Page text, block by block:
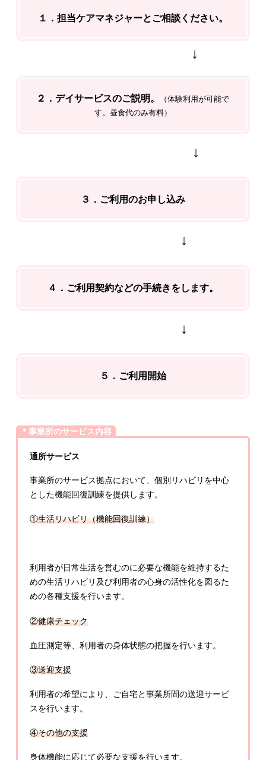
１．担当ケアマネジャーとご相談ください。
↓
２．デイサービスのご説明。
（体験利用が可能で
す。昼食代のみ有料）
↓
３．ご利用のお申し込み
↓
４．ご利用契約などの手続きをします。
↓
５．ご利用開始
＊事業所のサービス内容
通所サービス
事業所のサービス拠点において、個別リハビリを中心
とした機能回復訓練を提供します。
①生活リハビリ（機能回復訓練）
利用者が日常生活を営むのに必要な機能を維持するた
めの生活リハビリ及び利用者の心身の活性化を図るた
めの各種支援を行います。
②健康チェック
血圧測定等、利用者の身体状態の把握を行います。
③送迎支援
利用者の希望により、ご自宅と事業所間の送迎サービ
スを行います。
④その他の支援
身体機能に応じて必要な支援を行います。